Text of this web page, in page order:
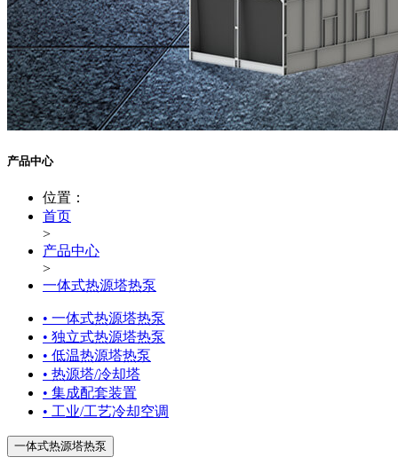
产品中心
位置：
首页
>
产品中心
>
一体式热源塔热泵
• 一体式热源塔热泵
• 独立式热源塔热泵
• 低温热源塔热泵
• 热源塔/冷却塔
• 集成配套装置
• 工业/工艺冷却空调
一体式热源塔热泵